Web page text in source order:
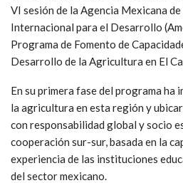
VI sesión de la Agencia Mexicana
Internacional para el Desarrollo
Programa de Fomento de
Desarrollo de la Agricultura en El
En su primera fase del programa ha
la agricultura en esta región y
con responsabilidad global y socio
cooperación sur-sur, basada en la
experiencia de las instituciones
del sector mexicano.